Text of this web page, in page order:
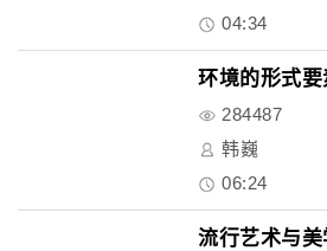
04:34
环境的形式
284487
韩巍
06:24